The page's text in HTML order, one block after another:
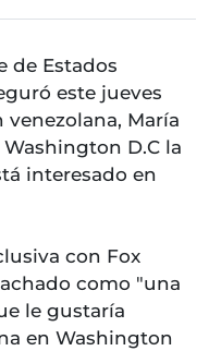
de Estados
este jueves
María
D.C la
interesado en
con Fox
como "una
le gustaría
en Washington